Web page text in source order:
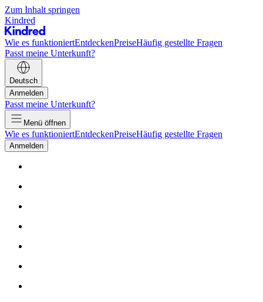
Zum Inhalt springen
Kindred
Wie es funktioniertEntdeckenPreiseHäufig gestellte Fragen
Passt meine Unterkunft?
Deutsch
Anmelden
Passt meine Unterkunft?
Menü öffnen
Wie es funktioniertEntdeckenPreiseHäufig gestellte Fragen
Anmelden